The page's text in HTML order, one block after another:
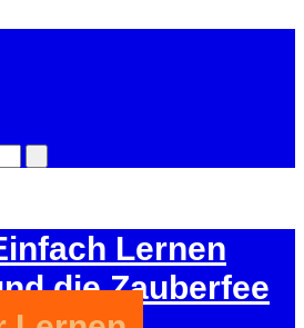
Lernen
die Zauberfee